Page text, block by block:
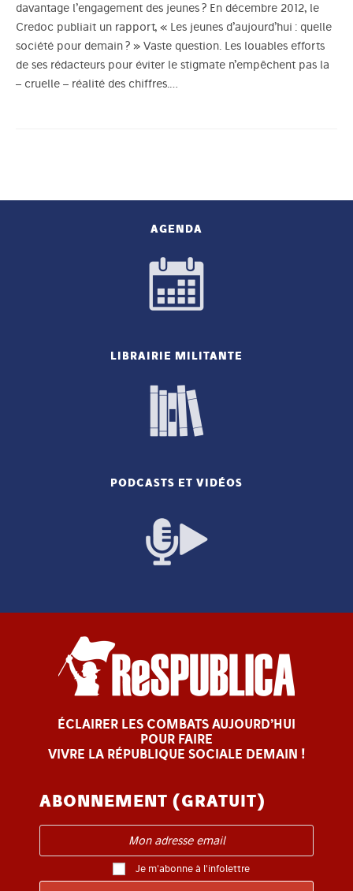
davantage l’engagement des jeunes ? En décembre 2012, le
Credoc publiait un rapport, « Les jeunes d’aujourd’hui : quelle
société pour demain ? » Vaste question. Les louables efforts
de ses rédacteurs pour éviter le stigmate n’empêchent pas la
– cruelle – réalité des chiffres.…
AGENDA
LIBRAIRIE MILITANTE
PODCASTS ET VIDÉOS
ÉCLAIRER LES COMBATS AUJOURD’HUI
POUR FAIRE
VIVRE LA RÉPUBLIQUE SOCIALE DEMAIN !
ABONNEMENT (GRATUIT)
Je m'abonne à l'infolettre